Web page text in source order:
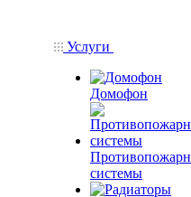
Услуги
Домофон
системы